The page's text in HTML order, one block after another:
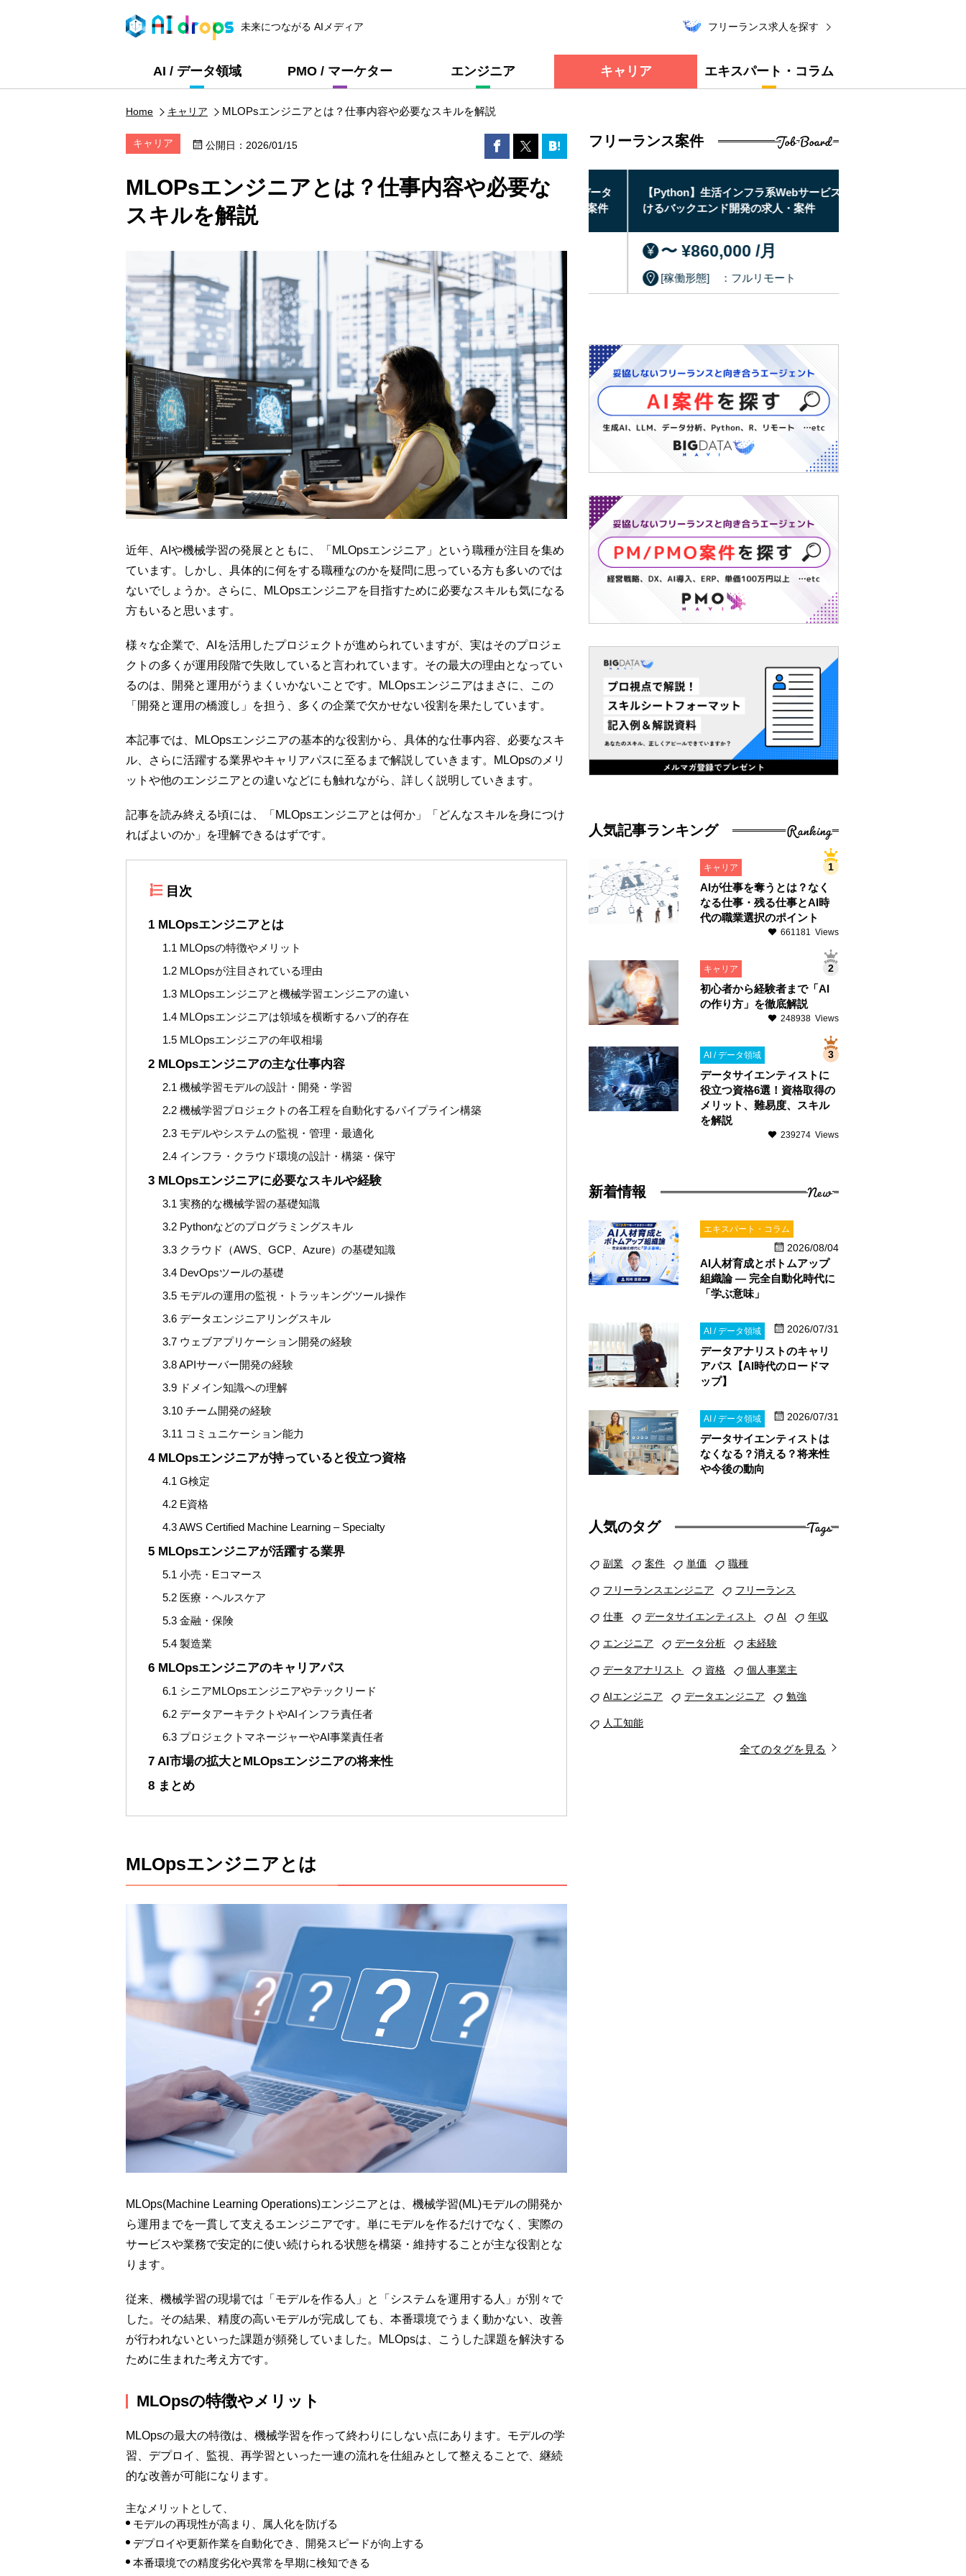
未来につながる AIメディア フリーランス求人を探す
AI / データ領域 PMO / マーケター エンジニア キャリア エキスパート・コラム
Home キャリア MLOPsエンジニアとは？仕事内容や必要なスキルを解説
キャリア 公開日： 2026/01/15
MLOPsエンジニアとは？仕事内容や必要な
スキルを解説
近年、AIや機械学習の発展とともに、「MLOpsエンジニア」という職種が注目を集め
ています。しかし、具体的に何をする職種なのかを疑問に思っている方も多いのでは
ないでしょうか。さらに、MLOpsエンジニアを目指すために必要なスキルも気になる
方もいると思います。
様々な企業で、AIを活用したプロジェクトが進められていますが、実はそのプロジェ
クトの多くが運用段階で失敗していると言われています。その最大の理由となってい
るのは、開発と運用がうまくいかないことです。MLOpsエンジニアはまさに、この
「開発と運用の橋渡し」を担う、多くの企業で欠かせない役割を果たしています。
本記事では、MLOpsエンジニアの基本的な役割から、具体的な仕事内容、必要なスキ
ル、さらに活躍する業界やキャリアパスに至るまで解説していきます。MLOpsのメリ
ットや他のエンジニアとの違いなどにも触れながら、詳しく説明していきます。
記事を読み終える頃には、「MLOpsエンジニアとは何か」「どんなスキルを身につけ
ればよいのか」を理解できるはずです。
目次
1 MLOpsエンジニアとは
1.1 MLOpsの特徴やメリット
1.2 MLOpsが注目されている理由
1.3 MLOpsエンジニアと機械学習エンジニアの違い
1.4 MLOpsエンジニアは領域を横断するハブ的存在
1.5 MLOpsエンジニアの年収相場
2 MLOpsエンジニアの主な仕事内容
2.1 機械学習モデルの設計・開発・学習
2.2 機械学習プロジェクトの各工程を自動化するパイプライン構築
2.3 モデルやシステムの監視・管理・最適化
2.4 インフラ・クラウド環境の設計・構築・保守
3 MLOpsエンジニアに必要なスキルや経験
3.1 実務的な機械学習の基礎知識
3.2 Pythonなどのプログラミングスキル
3.3 クラウド（AWS、GCP、Azure）の基礎知識
3.4 DevOpsツールの基礎
3.5 モデルの運用の監視・トラッキングツール操作
3.6 データエンジニアリングスキル
3.7 ウェブアプリケーション開発の経験
3.8APIサーバー開発の経験
3.9 ドメイン知識への理解
3.10 チーム開発の経験
3.11 コミュニケーション能力
4MLOpsエンジニアが持っていると役立つ資格
4.1 G検定
4.2 E資格
4.3AWS Certified Machine Learning – Specialty
5 MLOpsエンジニアが活躍する業界
5.1 小売・Eコマース
5.2 医療・ヘルスケア
5.3 金融・保険
5.4 製造業
6 MLOpsエンジニアのキャリアパス
6.1 シニアMLOpsエンジニアやテックリード
6.2 データアーキテクトやAIインフラ責任者
6.3 プロジェクトマネージャーやAI事業責任者
7 AI市場の拡大とMLOpsエンジニアの将来性
8 まとめ
MLOpsエンジニアとは
MLOps(Machine Learning Operations)エンジニアとは、機械学習(ML)モデルの開発か
ら運用までを一貫して支えるエンジニアです。単にモデルを作るだけでなく、実際の
サービスや業務で安定的に使い続けられる状態を構築・維持することが主な役割とな
ります。
従来、機械学習の現場では「モデルを作る人」と「システムを運用する人」が別々で
した。その結果、精度の高いモデルが完成しても、本番環境でうまく動かない、改善
が行われないといった課題が頻発していました。MLOpsは、こうした課題を解決する
ために生まれた考え方です。
MLOpsの特徴やメリット
MLOpsの最大の特徴は、機械学習を作って終わりにしない点にあります。モデルの学
習、デプロイ、監視、再学習といった一連の流れを仕組みとして整えることで、継続
的な改善が可能になります。
主なメリットとして、
モデルの再現性が高まり、属人化を防げる
デプロイや更新作業を自動化でき、開発スピードが向上する
本番環境での精度劣化や異常を早期に検知できる
フリーランス案件 Job Board
【Python】生成AIソリューション活用におけ
る顧客伴走支援エンジニアの求人・案件
〜 ¥720,000 /月
[稼働形態] ：リモート・常駐 併用
【Python】モビリティ事業者におけるデータ
〜 ¥1,000,000 /月
[稼働形態] ：リモート・常駐 併用
【Python】生活インフラ系Webサービスにお
けるバックエンド開発の求人・案件
〜 ¥860,000 /月
[稼働形態] ：フルリモート
人気記事ランキング Ranking
キャリア
AIが仕事を奪うとは？なく
なる仕事・残る仕事とAI時
代の職業選択のポイント
661181 Views
キャリア
初心者から経験者まで「AI
の作り方」を徹底解説
248938 Views
AI / データ領域
データサイエンティストに
役立つ資格6選！資格取得の
メリット、難易度、スキル
を解説
239274 Views
新着情報 New
エキスパート・コラム
2026/08/04
AI人材育成とボトムアップ
組織論 ― 完全自動化時代に
「学ぶ意味」
AI / データ領域 2026/07/31
データアナリストのキャリ
アパス【AI時代のロードマ
ップ】
AI / データ領域 2026/07/31
データサイエンティストは
なくなる？消える？将来性
や今後の動向
人気のタグ Tags
副業 案件 単価 職種
フリーランスエンジニア フリーランス
仕事 データサイエンティスト AI 年収
エンジニア データ分析 未経験
データアナリスト 資格 個人事業主
AIエンジニア データエンジニア 勉強
人工知能
全てのタグを見る